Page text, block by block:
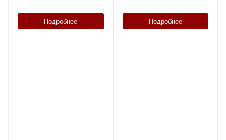
Подробнее Подробнее